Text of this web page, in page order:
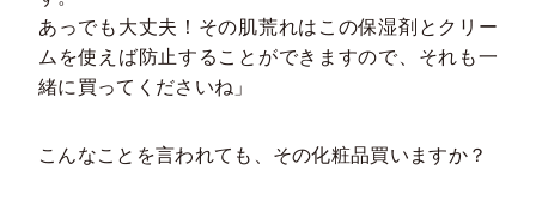
あっでも大丈夫！その肌荒れはこの保湿剤とクリー
ムを使えば防止することができますので、それも一
緒に買ってくださいね」
こんなことを言われても、その化粧品買いますか？